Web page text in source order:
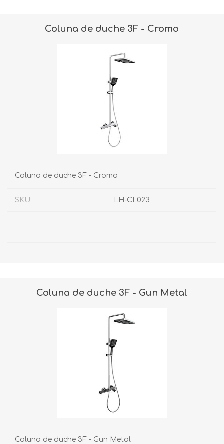
Coluna de duche 3F - Cromo
Coluna de duche 3F - Cromo
SKU: LH-CL023
Coluna de duche 3F - Gun Metal
Coluna de duche 3F - Gun Metal